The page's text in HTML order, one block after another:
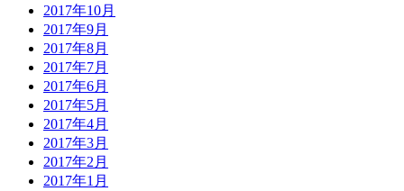
2017年10月
2017年9月
2017年8月
2017年7月
2017年6月
2017年5月
2017年4月
2017年3月
2017年2月
2017年1月